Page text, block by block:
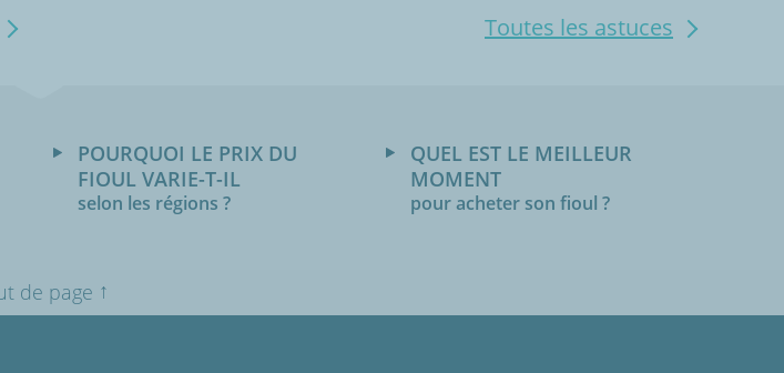
Toutes les astuces
POURQUOI LE PRIX DU
FIOUL VARIE-T-IL
selon les régions ?
QUEL EST LE MEILLEUR
MOMENT
pour acheter son fioul ?
de page ↑